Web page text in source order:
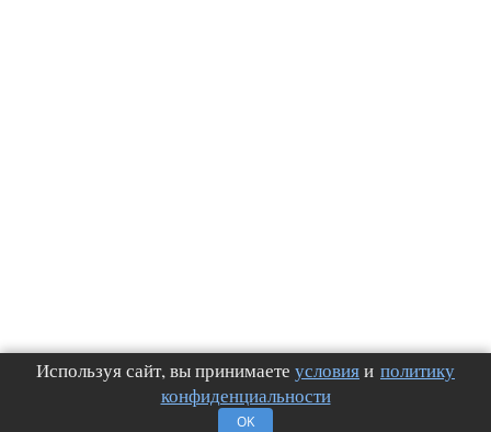
Используя сайт, вы принимаете условияи политику
конфиденциальности
OK